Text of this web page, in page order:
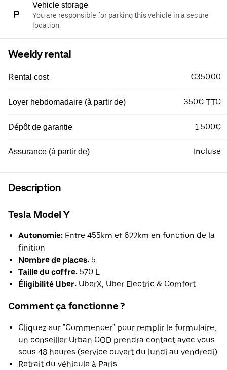
Vehicle storage
You are responsible for parking this vehicle in a secure
location.
Weekly rental
Rental cost €350.00
Loyer hebdomadaire (à partir de) 350€ TTC
Dépôt de garantie 1 500€
Assurance (à partir de) Incluse
Description
Tesla Model Y
Autonomie: Entre 455km et 622km en fonction de la
finition
Nombre de places: 5
Taille du coffre: 570 L
Éligibilité Uber: UberX, Uber Electric & Comfort
Comment ça fonctionne ?
Cliquez sur "Commencer" pour remplir le formulaire,
un conseiller Urban COD prendra contact avec vous
sous 48 heures (service ouvert du lundi au vendredi)
Retrait du véhicule à Paris